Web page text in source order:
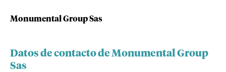
Monumental Group Sas
Datos de contacto de Monumental Group
Sas